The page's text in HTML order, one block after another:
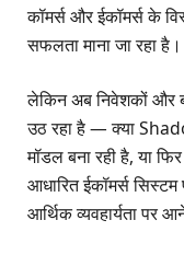
कॉमर्स और ईकॉमर्स के
सफलता माना जा रहा है।
लेकिन अब निवेशकों और
उठ रहा है — क्या
मॉडल बना रही है, या
आधारित ईकॉमर्स सिस्टम
आर्थिक व्यवहार्यता पर